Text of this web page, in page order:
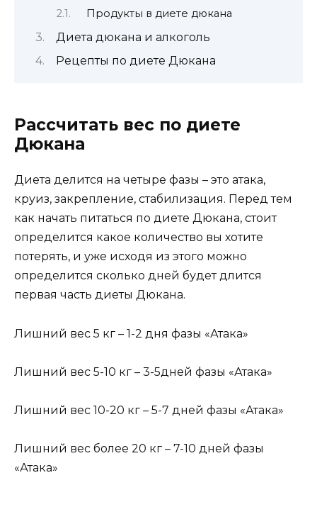
Продукты в диете дюкана
Диета дюкана и алкоголь
Рецепты по диете Дюкана
Рассчитать вес по диете
Дюкана
Диета делится на четыре фазы – это атака,
круиз, закрепление, стабилизация. Перед тем
как начать питаться по диете Дюкана, стоит
определится какое количество вы хотите
потерять, и уже исходя из этого можно
определится сколько дней будет длится
первая часть диеты Дюкана.
Лишний вес 5 кг – 1-2 дня фазы «Атака»
Лишний вес 5-10 кг – 3-5дней фазы «Атака»
Лишний вес 10-20 кг – 5-7 дней фазы «Атака»
Лишний вес более 20 кг – 7-10 дней фазы
«Атака»